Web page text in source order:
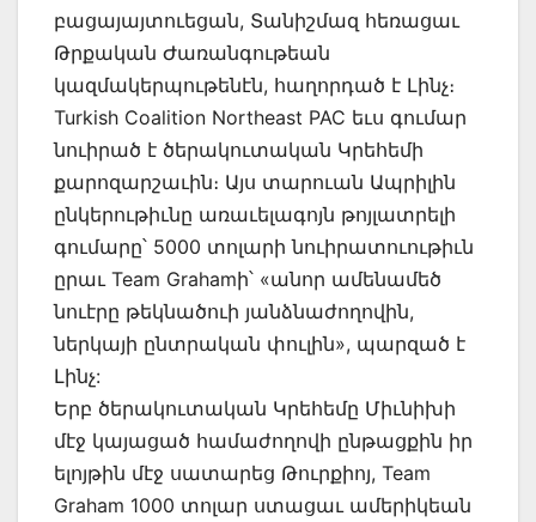
բացայայտուեցան, Տանիշմազ հեռացաւ
Թրքական Ժառանգութեան
կազմակերպութենէն, հաղորդած է Լինչ։
Turkish Coalition Northeast PAC եւս գումար
նուիրած է ծերակուտական Կրեհեմի
քարոզարշաւին։ Այս տարուան Ապրիլին
ընկերութիւնը առաւելագոյն թոյլատրելի
գումարը՝ 5000 տոլարի նուիրատուութիւն
ըրաւ Team Grahamի՝ «անոր ամենամեծ
նուէրը թեկնածուի յանձնաժողովին,
ներկայի ընտրական փուլին», պարզած է
Լինչ:
Երբ ծերակուտական Կրեհեմը Միւնիխի
մէջ կայացած համաժողովի ընթացքին իր
ելոյթին մէջ սատարեց Թուրքիոյ, Team
Graham 1000 տոլար ստացաւ ամերիկեան